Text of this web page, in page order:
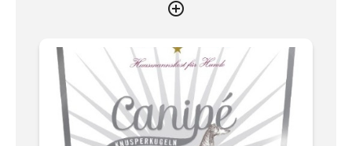
add_circle_outline